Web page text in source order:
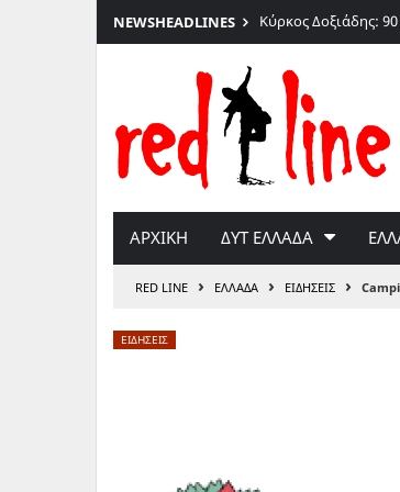
Μετάβαση
στο
περιεχόμενο
NEWSHEADLINES Κύρκος Δοξιάδης:
ΑΡΧΙΚΗ ΔΥΤ ΕΛΛΑΔΑ
RED LINE › ΕΛΛΑΔΑ › ΕΙΔΗΣΕΙΣ ›
ΕΙΔΗΣΕΙΣ